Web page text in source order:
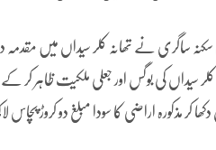
سکنہ ساگری نے تھانہ کلر سیداں میں
سیداں کی بوگس اور جعلی ملکیت ظاہر کر کے
کر مذکورہ اراضی کا سودا مبلغ دو کروڑ پچاس